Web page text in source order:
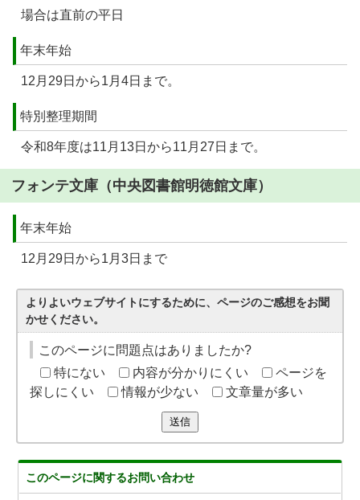
場合は直前の平日
年末年始
12月29日から1月4日まで。
特別整理期間
令和8年度は11月13日から11月27日まで。
フォンテ文庫（中央図書館明徳館文庫）
年末年始
12月29日から1月3日まで
よりよいウェブサイトにするために、ページのご感想をお聞
かせください。
このページに問題点はありましたか?
特にない
内容が分かりにくい
ページを
探しにくい
情報が少ない 文章量が多い
送信
このページに関するお問い合わせ